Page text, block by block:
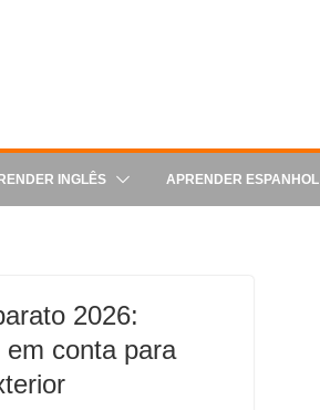
INGLÊS APRENDER ESPANHOL
2026:
conta para